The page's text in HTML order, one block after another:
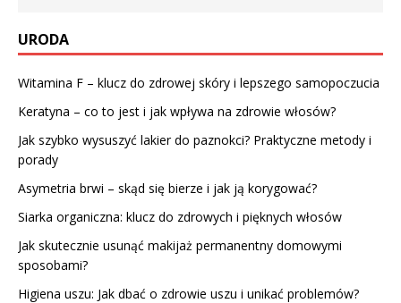
URODA
Witamina F – klucz do zdrowej skóry i lepszego samopoczucia
Keratyna – co to jest i jak wpływa na zdrowie włosów?
Jak szybko wysuszyć lakier do paznokci? Praktyczne metody i
porady
Asymetria brwi – skąd się bierze i jak ją korygować?
Siarka organiczna: klucz do zdrowych i pięknych włosów
Jak skutecznie usunąć makijaż permanentny domowymi
sposobami?
Higiena uszu: Jak dbać o zdrowie uszu i unikać problemów?